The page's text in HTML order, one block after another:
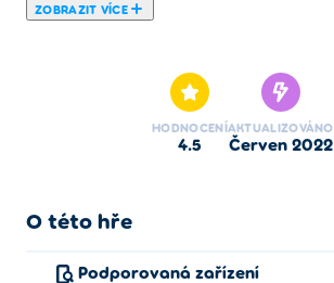
ZOBRAZIT VÍCE
HODNOCENÍ
4.5
AKTUALIZOVÁNO
červen 2022
O této hře
Podporovaná zařízení